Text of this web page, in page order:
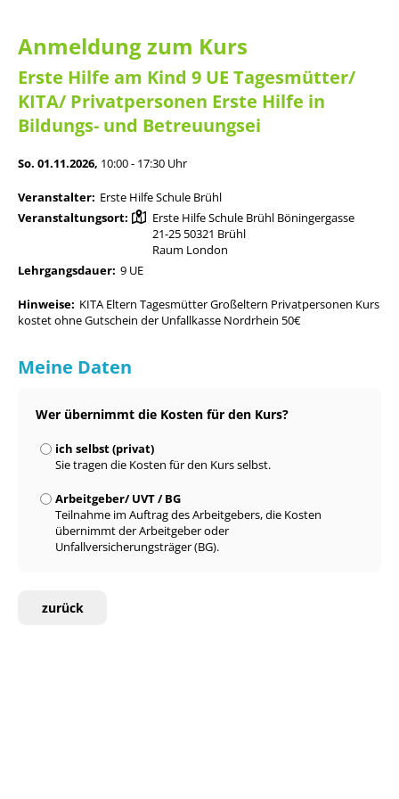
Anmeldung zum Kurs
Erste Hilfe am Kind 9 UE Tagesmütter/
KITA/ Privatpersonen Erste Hilfe in
Bildungs- und Betreuungsei
So. 01.11.2026, 10:00 - 17:30 Uhr
Veranstalter: Erste Hilfe Schule Brühl
Veranstaltungsort:
Erste Hilfe Schule Brühl Böningergasse
21-25 50321 Brühl
Raum London
Lehrgangsdauer: 9 UE
Hinweise: KITA Eltern Tagesmütter Großeltern Privatpersonen Kurs
kostet ohne Gutschein der Unfallkasse Nordrhein 50€
Meine Daten
Wer übernimmt die Kosten für den Kurs?
ich selbst (privat)
Sie tragen die Kosten für den Kurs selbst.
Arbeitgeber/ UVT / BG
Teilnahme im Auftrag des Arbeitgebers, die Kosten
übernimmt der Arbeitgeber oder
Unfallversicherungsträger (BG).
zurück